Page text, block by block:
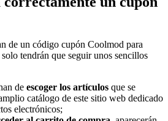
de un código cupón Coolmod para
tendrán que seguir unos sencillos
de escoger los artículos que se
catálogo de este sitio web dedicado
electrónicos;